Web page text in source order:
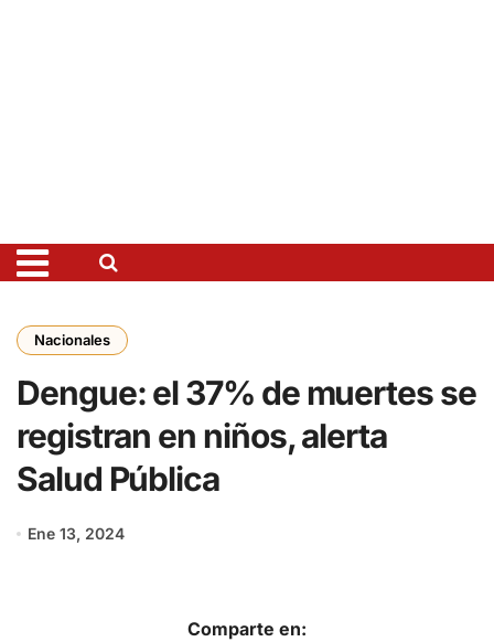
Nacionales
Dengue: el 37% de muertes se
registran en niños, alerta
Salud Pública
Ene 13, 2024
Comparte en: